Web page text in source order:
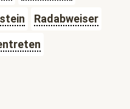
Radabweiser